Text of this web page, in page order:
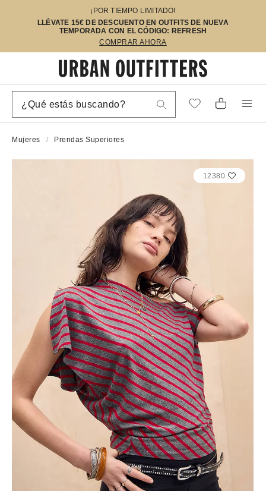
¡POR TIEMPO LIMITADO!
LLÉVATE 15€ DE DESCUENTO EN OUTFITS DE NUEVA
TEMPORADA CON EL CÓDIGO: REFRESH
COMPRAR AHORA
Mujeres Prendas Superiores
12380